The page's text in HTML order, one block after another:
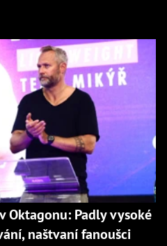
Oktagonu: Padly vysoké
naštvaní fanoušci